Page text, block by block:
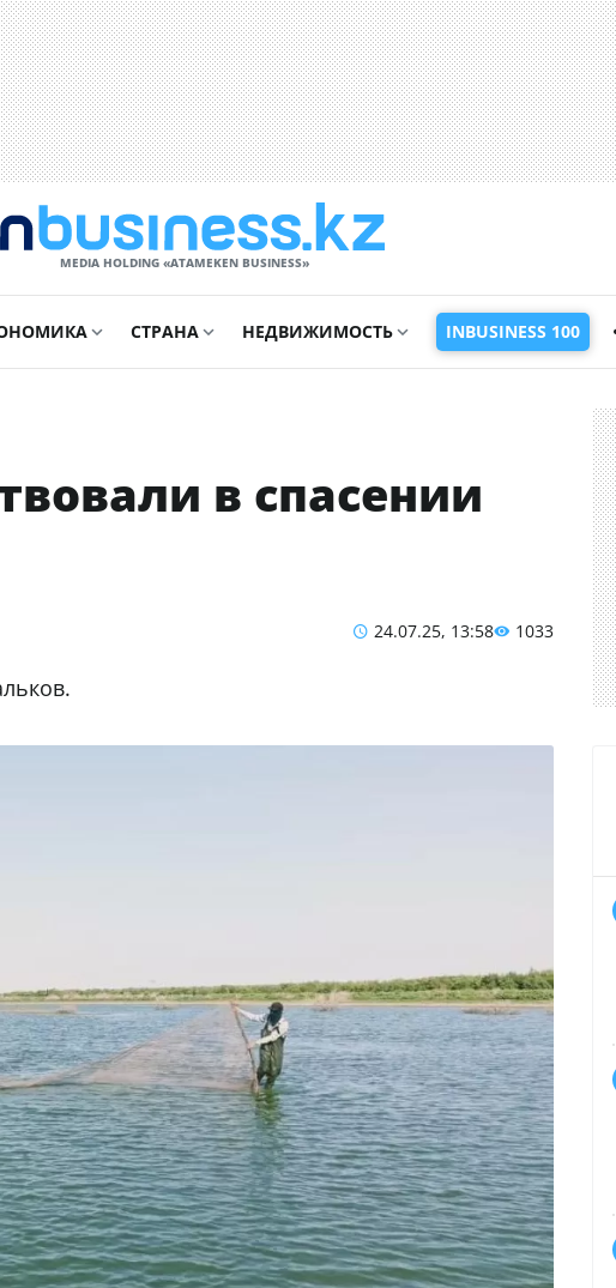
MEDIA HOLDING «ATAMEKЕN BUSINESS»
СТРАНА НЕДВИЖИМОСТЬ INBUSINESS 100
в спасении
24.07.25, 13:58 1033